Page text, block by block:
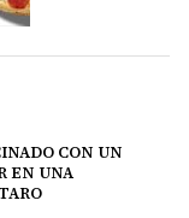
CON UN
EN UNA